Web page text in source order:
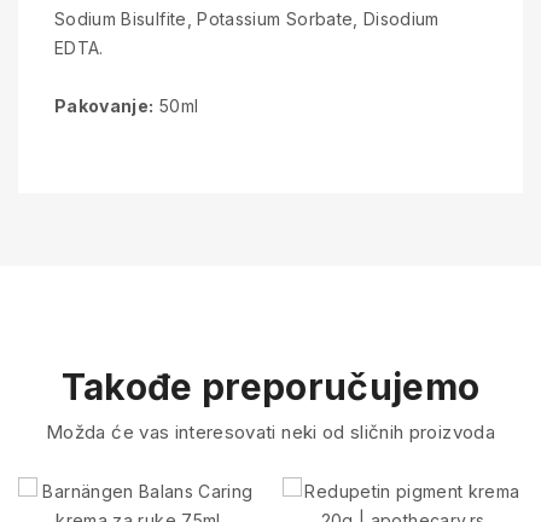
Sodium Bisulfite, Potassium Sorbate, Disodium
EDTA.
Pakovanje: 50ml
Takođe preporučujemo
Možda će vas interesovati neki od sličnih proizvoda